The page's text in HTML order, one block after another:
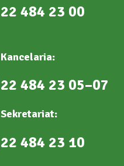
22 484 23 00
Kancelaria:
22 484 23 05–07
Sekretariat:
22 484 23 10